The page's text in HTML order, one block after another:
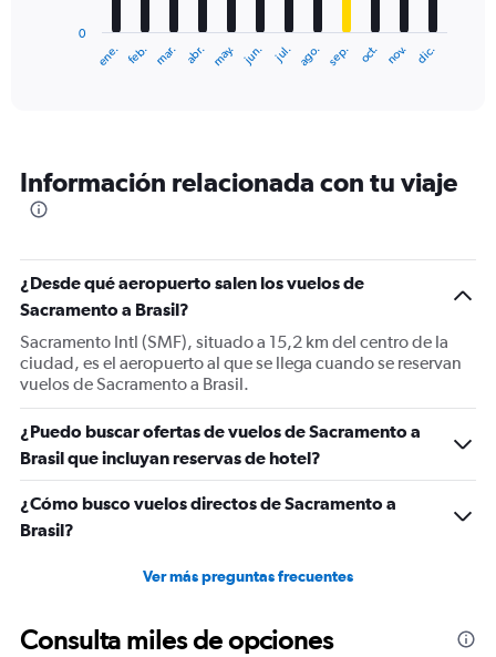
categories.
The
Y
axis
displaying
values.
Range:
0
1800.
ene. feb. mar. abr. may. jun. jul. ago. sep. oct. nov. dic.
0
Información relacionada con tu viaje
¿Desde qué aeropuerto salen los vuelos de
Sacramento a Brasil?
Sacramento Intl (SMF), situado a 15,2 km del centro de la
ciudad, es el aeropuerto al que se llega cuando se reservan
vuelos de Sacramento a Brasil.
¿Puedo buscar ofertas de vuelos de Sacramento a
Brasil que incluyan reservas de hotel?
¿Cómo busco vuelos directos de Sacramento a
Brasil?
Ver más preguntas frecuentes
Consulta miles de opciones